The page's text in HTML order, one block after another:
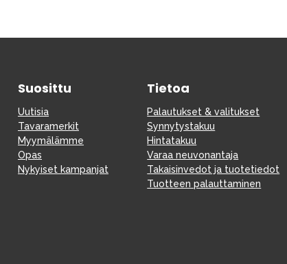
Suosittu
Uutisia
Tavaramerkit
Myymälämme
Opas
Nykyiset kampanjat
Tietoa
Palautukset & valitukset
Synnytystakuu
Hintatakuu
Varaa neuvonantaja
Takaisinvedot ja tuotetiedot
Tuotteen palauttaminen